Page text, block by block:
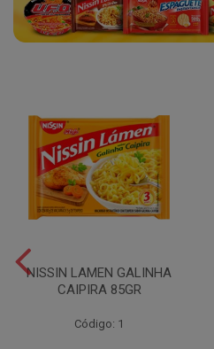
NISSIN LAMEN GALINHA
CAIPIRA 85GR
Código: 1